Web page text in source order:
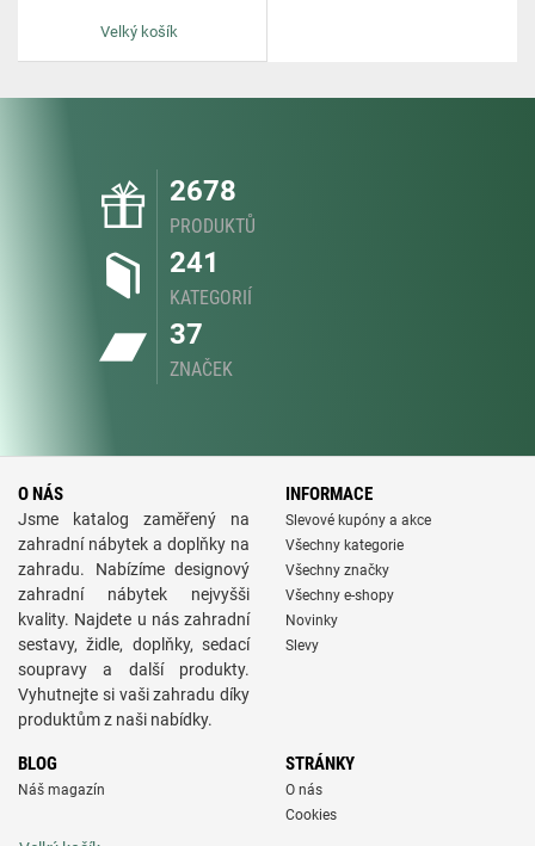
Velký košík
2678
PRODUKTŮ
241
KATEGORIÍ
37
ZNAČEK
O NÁS
Jsme katalog zaměřený na
zahradní nábytek a doplňky na
zahradu. Nabízíme designový
zahradní nábytek nejvyšši
kvality. Najdete u nás zahradní
sestavy, židle, doplňky, sedací
soupravy a další produkty.
Vyhutnejte si vaši zahradu díky
produktům z naši nabídky.
INFORMACE
Slevové kupóny a akce
Všechny kategorie
Všechny značky
Všechny e-shopy
Novinky
Slevy
BLOG
Náš magazín
STRÁNKY
O nás
Cookies